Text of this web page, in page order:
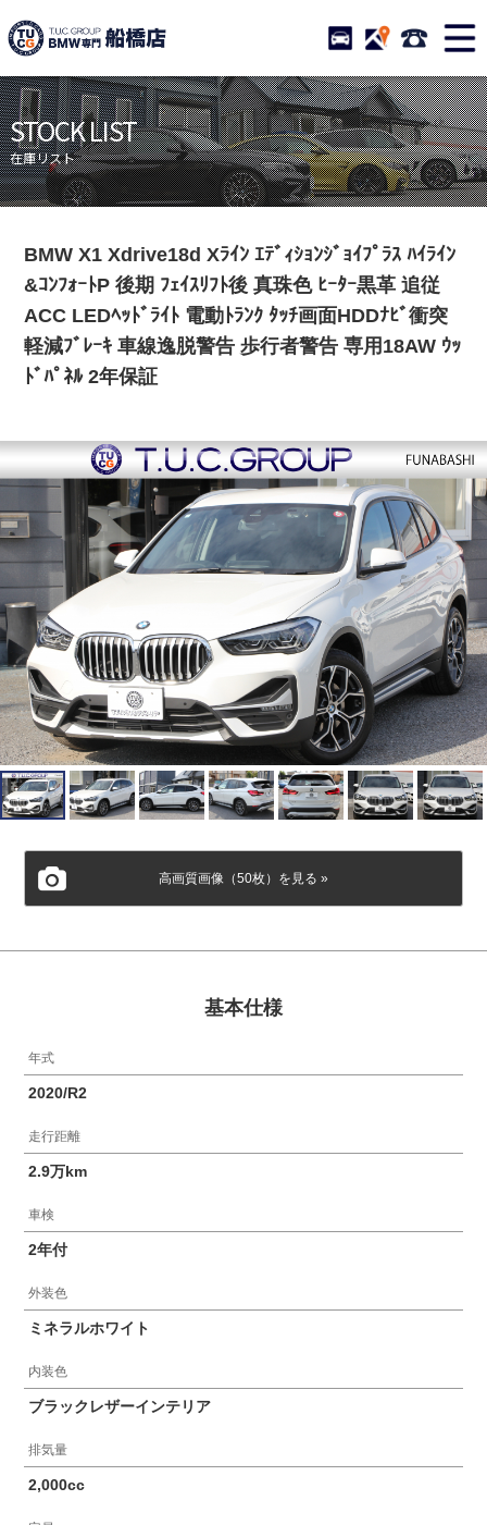
TUCグループ BMW専門
STOCK ACCESS 047-
ニュース
在庫リスト
目玉車両一覧
店舗紹介
保証＆サービス
アクセスマップ
特別作業について
オーダーサービス
買取無料査定
自動車保険
TUCとは？
リクルート
納車blog
会社概要
STOCK LIST
在庫リスト
BMW X1 Xdrive18d Xﾗｲﾝ ｴﾃﾞｨｼｮﾝｼﾞｮｲﾌﾟﾗｽ ﾊｲﾗｲﾝ
&ｺﾝﾌｫｰﾄP 後期 ﾌｪｲｽﾘﾌﾄ後 真珠色 ﾋｰﾀｰ黒革 追従
ACC LEDﾍｯﾄﾞﾗｲﾄ 電動ﾄﾗﾝｸ ﾀｯﾁ画面HDDﾅﾋﾞ衝突
軽減ﾌﾞﾚｰｷ 車線逸脱警告 歩行者警告 専用18AW ｳｯ
ﾄﾞﾊﾟﾈﾙ 2年保証
高画質画像（50枚）を見る »
基本仕様
年式
2020/R2
走行距離
2.9万km
車検
2年付
外装色
ミネラルホワイト
内装色
ブラックレザーインテリア
排気量
2,000cc